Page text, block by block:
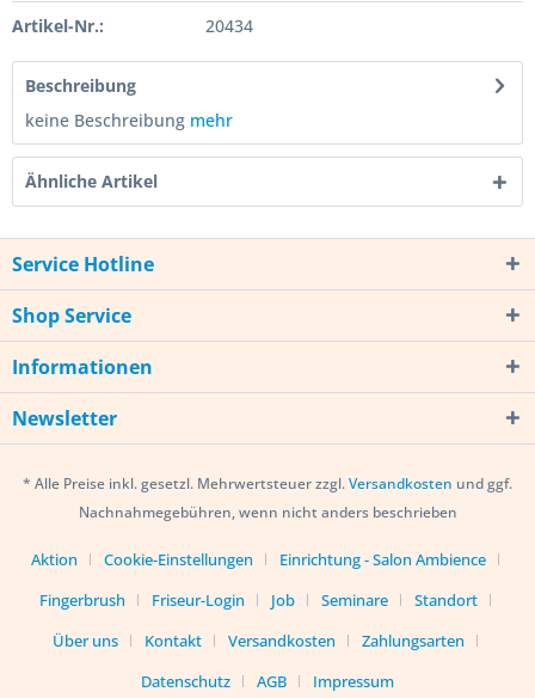
Artikel-Nr.: 20434
Beschreibung
keine Beschreibung mehr
Ähnliche Artikel
Service Hotline
Shop Service
Informationen
Newsletter
* Alle Preise inkl. gesetzl. Mehrwertsteuer zzgl.Versandkosten und ggf.
Nachnahmegebühren, wenn nicht anders beschrieben
Aktion Cookie-Einstellungen
Einrichtung - Salon Ambience
Fingerbrush
Friseur-Login Job Seminare
Standort
Über uns
Kontakt Versandkosten
Zahlungsarten
Datenschutz
AGB Impressum